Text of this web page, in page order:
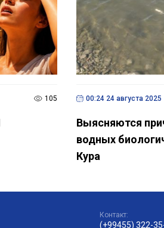
105 00:24 24 августа 2025
Выясняются
водных
Кура
Контакт:
(+99455) 322-